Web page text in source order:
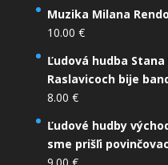
Muzika Milana
10.00 €
Ľudová hudba Stana
Raslavicoch bije
8.00 €
Ľudové hudby
sme prišľi povinčovac